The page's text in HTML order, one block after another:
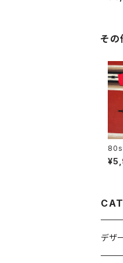
その
80s
デザ